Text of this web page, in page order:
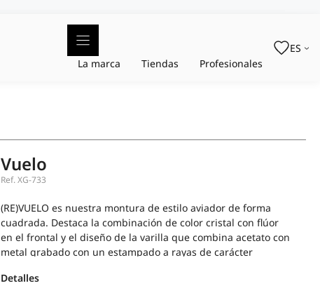
La marca Tiendas Profesionales
ES
Vuelo
Ref.XG-733
(RE)VUELO es nuestra montura de estilo aviador de forma
cuadrada. Destaca la combinación de color cristal con flúor
en el frontal y el diseño de la varilla que combina acetato con
metal grabado con un estampado a rayas de carácter
Detalles